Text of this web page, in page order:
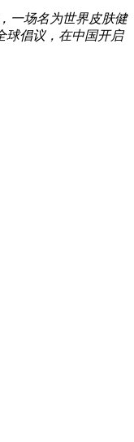
一场名为世界皮肤健
球倡议，在中国开启